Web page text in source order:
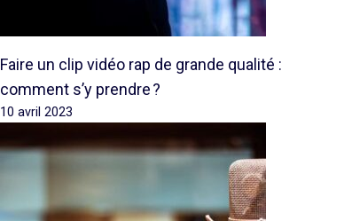
Faire un clip vidéo rap de grande qualité :
comment s’y prendre ?
10 avril 2023